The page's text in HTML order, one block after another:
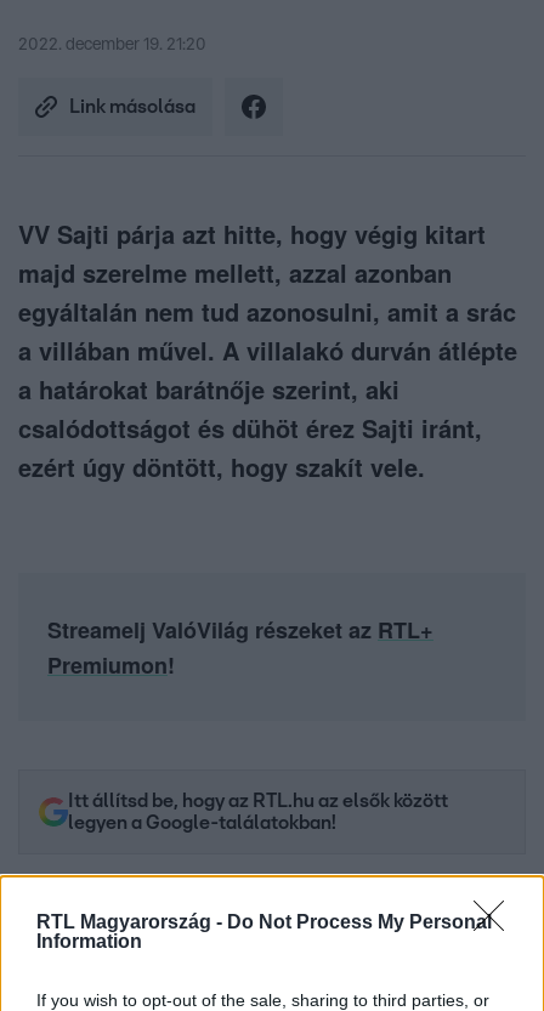
RTL Magyarország - Do Not Process My Personal
Information
If you wish to opt-out of the sale, sharing to third parties, or
2022. december 19. 21:20
Link másolása
VV Sajti párja azt hitte, hogy végig kitart
majd szerelme mellett, azzal azonban
egyáltalán nem tud azonosulni, amit a srác
a villában művel. A villalakó durván átlépte
a határokat barátnője szerint, aki
csalódottságot és dühöt érez Sajti iránt,
ezért úgy döntött, hogy szakít vele.
Streamelj ValóVilág részeket az RTL+
Premiumon!
Itt állítsd be, hogy az RTL.hu az elsők között
legyen a Google-találatokban!